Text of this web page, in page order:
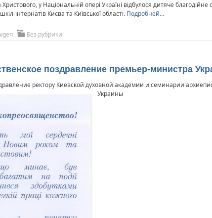
Христового, у Національній опері Україні відбулося дитяче
інтернатів Києва та Київської області. Подробней…
Без рубрики
поздравление премьер-министра
ректору Киевской духовной академии и семинарии
Украины